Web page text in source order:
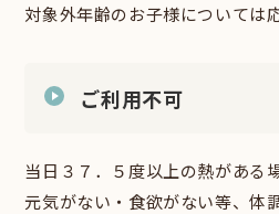
対象外年齢のお子様については
ご利用不可
当日３７．５度以上の熱がある
元気がない・食欲がない等、体